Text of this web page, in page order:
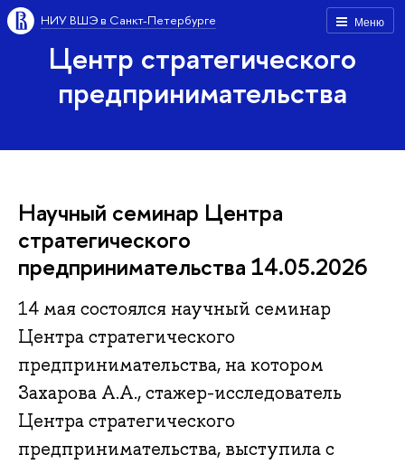
Меню
НИУ ВШЭ в Санкт-Петербурге
Центр стратегического
предпринимательства
Научный семинар Центра
стратегического
предпринимательства 14.05.2026
14 мая состоялся научный семинар
Центра стратегического
предпринимательства, на котором
Захарова А.А., стажер-исследователь
Центра стратегического
предпринимательства, выступила с